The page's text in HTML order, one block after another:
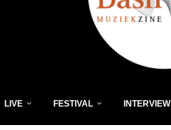
LIVE FESTIVAL INTERVIEW